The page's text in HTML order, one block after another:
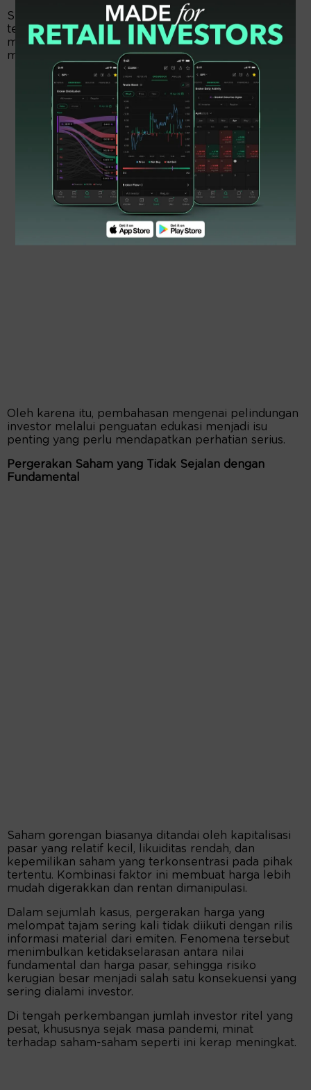
Situasi ini menunjukkan bahwa sebagian investor,
terutama yang berpengalaman terbatas, masih
mudah terjebak dalam pola transaksi yang
manipulatif dan spekulatif.
Oleh karena itu, pembahasan mengenai pelindungan
investor melalui penguatan edukasi menjadi isu
penting yang perlu mendapatkan perhatian serius.
Pergerakan Saham yang Tidak Sejalan dengan
Fundamental
Saham gorengan biasanya ditandai oleh kapitalisasi
pasar yang relatif kecil, likuiditas rendah, dan
kepemilikan saham yang terkonsentrasi pada pihak
tertentu. Kombinasi faktor ini membuat harga lebih
mudah digerakkan dan rentan dimanipulasi.
Dalam sejumlah kasus, pergerakan harga yang
melompat tajam sering kali tidak diikuti dengan rilis
informasi material dari emiten. Fenomena tersebut
menimbulkan ketidakselarasan antara nilai
fundamental dan harga pasar, sehingga risiko
kerugian besar menjadi salah satu konsekuensi yang
sering dialami investor.
Di tengah perkembangan jumlah investor ritel yang
pesat, khususnya sejak masa pandemi, minat
terhadap saham-saham seperti ini kerap meningkat.